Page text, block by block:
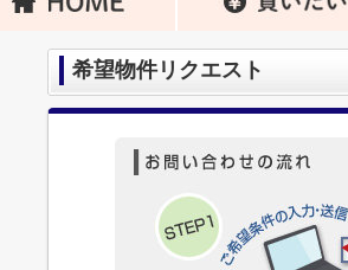
希望物件リクエスト